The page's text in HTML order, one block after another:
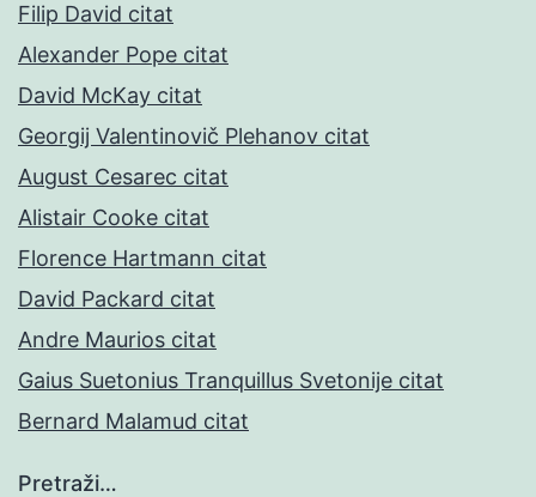
Filip David citat
Alexander Pope citat
David McKay citat
Georgij Valentinovič Plehanov citat
August Cesarec citat
Alistair Cooke citat
Florence Hartmann citat
David Packard citat
Andre Maurios citat
Gaius Suetonius Tranquillus Svetonije citat
Bernard Malamud citat
Pretraži…